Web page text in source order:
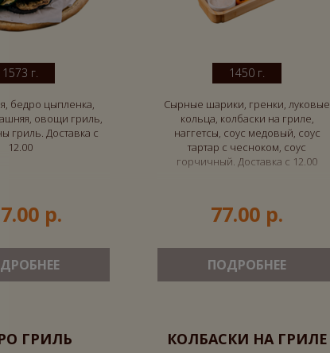
1573 г.
бедро цыпленка,
овощи гриль,
гриль. Доставка с
12.00
р.
1450 г.
Сырные шарики, гренки, луковые
кольца, колбаски на гриле,
наггетсы, соус медовый, соус
тартар с чесноком, соус
горчичный. Доставка с 12.00
77.00 р.
ПОДРОБНЕЕ
ГРИЛЬ КОЛБАСКИ НА ГРИЛЕ